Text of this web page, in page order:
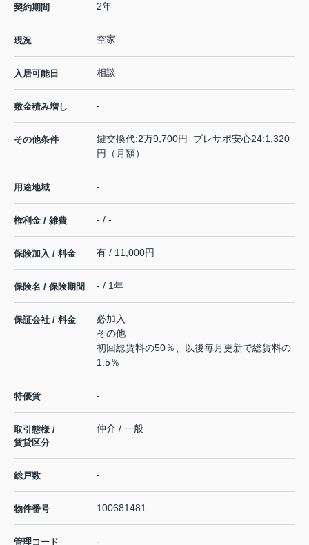
契約期間 2年
現況 空家
入居可能日 相談
敷金積み増し -
その他条件
鍵交換代:2万9,700円 プレサポ安心24:1,320
円（月額）
用途地域 -
権利金 / 雑費 - / -
保険加入 / 料金 有 / 11,000円
保険名 / 保険期間 - / 1年
保証会社 / 料金
必加入
その他
初回総賃料の50％、以後毎月更新で総賃料の
1.5％
特優賃 -
取引態様 /
賃貸区分
仲介 / 一般
総戸数 -
物件番号 100681481
管理コード -